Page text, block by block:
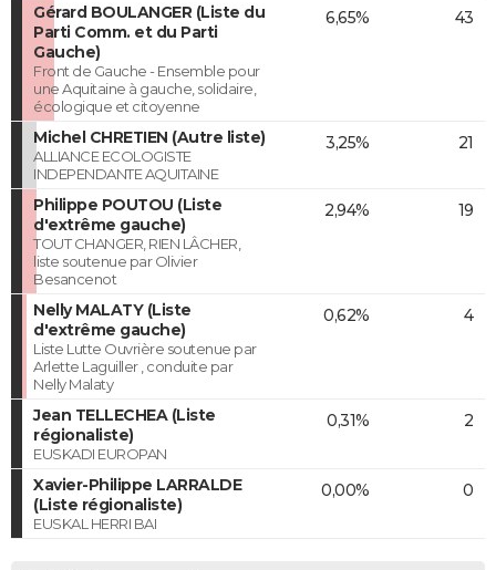
Gérard BOULANGER (Liste du
Parti Comm. et du Parti
Gauche)
Front de Gauche - Ensemble pour
une Aquitaine à gauche, solidaire,
écologique et citoyenne
6,65% 43
Michel CHRETIEN (Autre liste)
ALLIANCE ECOLOGISTE
INDEPENDANTE AQUITAINE
3,25% 21
Philippe POUTOU (Liste
d'extrême gauche)
TOUT CHANGER, RIEN LÂCHER,
liste soutenue par Olivier
Besancenot
2,94% 19
Nelly MALATY (Liste
d'extrême gauche)
Liste Lutte Ouvrière soutenue par
Arlette Laguiller , conduite par
Nelly Malaty
0,62% 4
Jean TELLECHEA (Liste
régionaliste)
EUSKADI EUROPAN
0,31% 2
Xavier-Philippe LARRALDE
(Liste régionaliste)
EUSKAL HERRI BAI
0,00% 0